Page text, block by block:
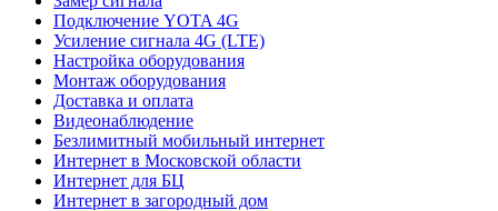
Подключение YOTA 4G
Усиление сигнала 4G (LTE)
Настройка оборудования
Монтаж оборудования
Доставка и оплата
Видеонаблюдение
Безлимитный мобильный интернет
Интернет в Московской области
Интернет для БЦ
Интернет в загородный дом